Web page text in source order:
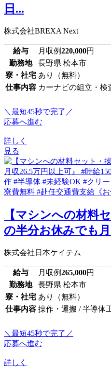
日...
株式会社BREXA Next
給与 月収例220,000円
勤務地
長野県 松本市
寮・社宅 あり（無料）
仕事内容 カーナビの組立・検
＼最短45秒で完了／
応募へ進む
詳しく
見る
【マシンへの材料
の半分お休みでも
株式会社日本ケイテム
給与 月収例265,000円
勤務地
長野県 松本市
寮・社宅 あり（無料）
仕事内容 操作・運搬 / 半導体
＼最短45秒で完了／
応募へ進む
詳しく